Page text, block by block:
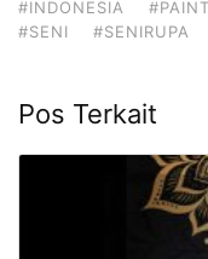
#INDONESIA
#SENI
#SENIRUPA
Pos Terkait